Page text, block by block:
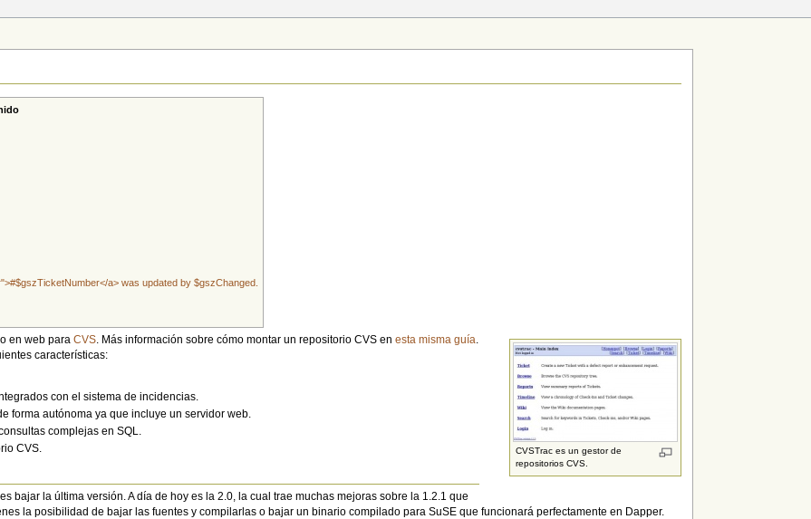
a> was updated by $gszChanged.
CVSTrac es un gestor de
repositorios CVS.
en web paraCVS. Más información sobre cómo montar un repositorio CVS enesta misma guía.
características:
con el sistema de incidencias.
forma autónoma ya que incluye un servidor web.
complejas en SQL.
CVS.
bajar la última versión. A día de hoy es la 2.0, la cual trae muchas mejoras sobre la 1.2.1 que
la posibilidad de bajar las fuentes y compilarlas o bajar un binario compilado para SuSE que funcionará perfectamente en Dapper.